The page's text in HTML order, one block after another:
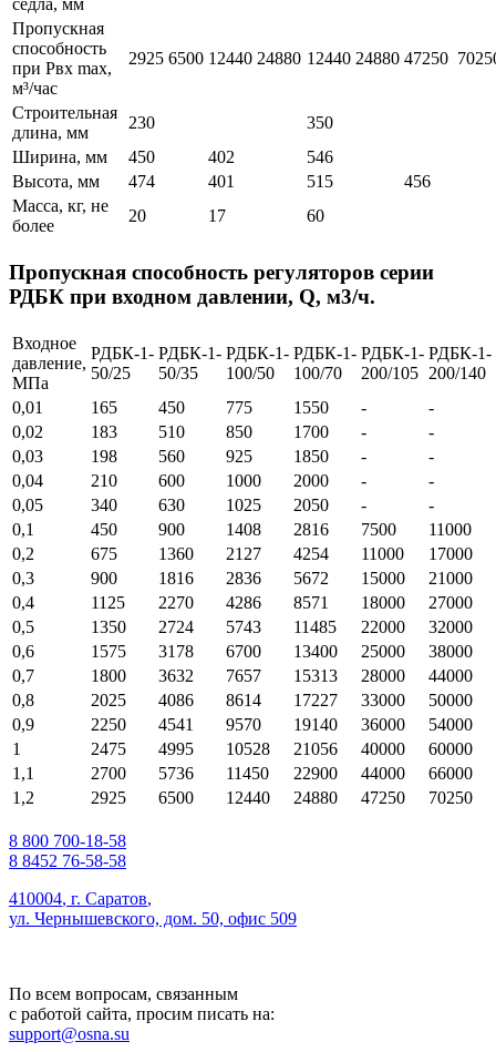
седла, мм
Пропускная
способность
при Рвх max,
м³/час
2925 6500 12440 24880 12440 24880 47250
Строительная
длина, мм
230
350
Ширина, мм
450 402
546
Высота, мм
474 401 515
456
Масса, кг, не
более
20 17 60
Пропускная способность регуляторов серии
РДБК при входном давлении, Q, м3/ч.
Входное
давление,
МПа
РДБК-1-
50/25
РДБК-1-
50/35
РДБК-1-
100/50
РДБК-1-
100/70
РДБК-1-
200/105
РДБК-1-
200/140
0,01
165 450 775 1550 -
-
0,02
183 510 850 1700 -
-
0,03
198 560 925 1850 -
-
0,04
210 600 1000 2000 -
-
0,05
340 630 1025 2050 -
-
0,1
450 900 1408 2816 7500
11000
0,2
675 1360 2127 4254 11000
17000
0,3
900 1816 2836 5672 15000
21000
0,4
1125 2270 4286 8571 18000
27000
0,5
1350 2724 5743 11485 22000
32000
0,6
1575 3178 6700 13400 25000
38000
0,7
1800 3632 7657 15313 28000
44000
0,8
2025 4086 8614 17227 33000
50000
0,9
2250 4541 9570 19140 36000
54000
1
2475 4995 10528 21056 40000
60000
1,1
2700 5736 11450 22900 44000
66000
1,2
2925 6500 12440 24880 47250 70250
8 800 700-18-58
8 8452 76-58-58
410004, г. Саратов,
ул. Чернышевского, дом. 50, офис 509
По всем вопросам, связанным
с работой сайта, просим писать на:
support@osna.su